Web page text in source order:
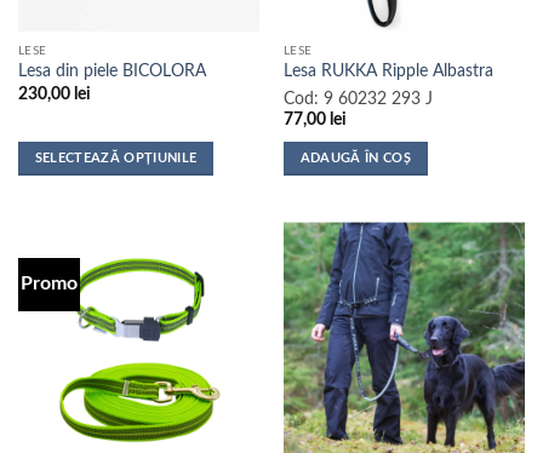
LESE
Lesa din piele BICOLORA
230,00 lei
SELECTEAZĂ OPȚIUNILE
mai
multe
variații.
LESE
Lesa RUKKA Ripple Albastra
Cod: 9 60232 293 J
77,00 lei
ADAUGĂ ÎN COȘ
Promo